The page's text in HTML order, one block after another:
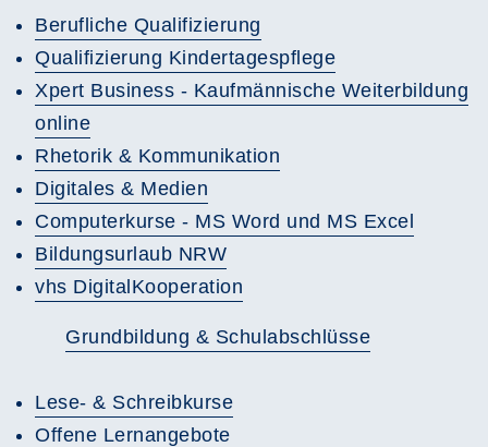
Berufliche Qualifizierung
Qualifizierung Kindertagespflege
Xpert Business - Kaufmännische Weiterbildung
online
Rhetorik & Kommunikation
Digitales & Medien
Computerkurse - MS Word und MS Excel
Bildungsurlaub NRW
vhs DigitalKooperation
Grundbildung & Schulabschlüsse
Lese- & Schreibkurse
Offene Lernangebote